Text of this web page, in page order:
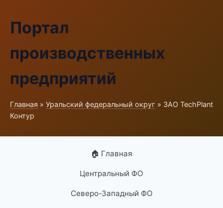
Портал
производственных
предприятий
Главная » Уральский федеральный округ » ЗАО TechPlant
Контур
🏠 Главная
Центральный ФО
Северо-Западный ФО